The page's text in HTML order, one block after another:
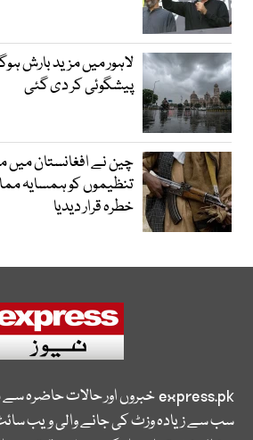
لاہور میں مزید بارش
پیشگوئی کر دی گئی
چین نے افغانستان میں
تنظیموں کو ہمسایہ
خطرہ قرار دیدیا
express.pkخبروں اور حالات حاضرہ
سب سے زیادہ وزٹ کی جانے والی ویب